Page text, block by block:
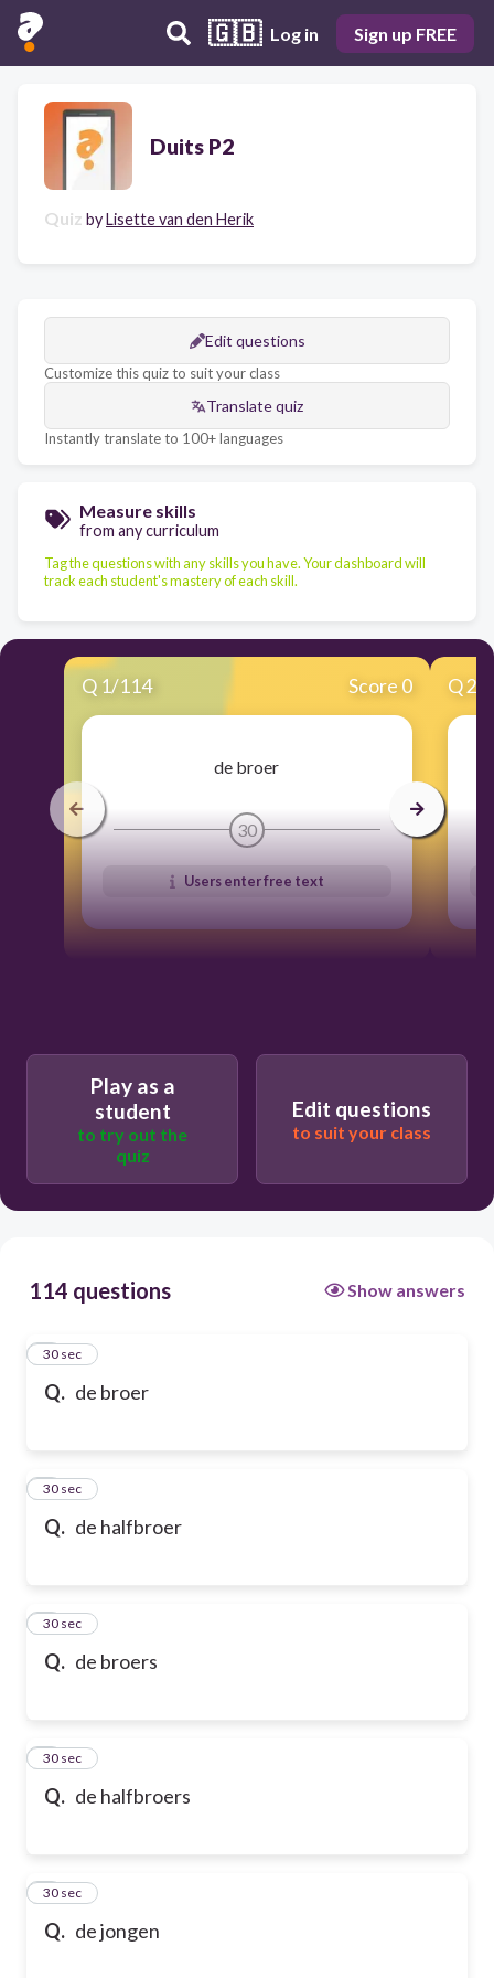
🇬🇧 Log in Sign up FREE
Duits P2
Quiz byLisette van den Herik
Edit questions
Customize this quiz to suit your class
Translate quiz
Instantly translate to 100+ languages
Measure skills
from any curriculum
Tag the questions with any skills you have. Your dashboard will
track each student's mastery of each skill.
Q 1/114 Score 0
de broer
30
Users enter free text
Q2
Play as a
student
to try out the
quiz
Edit questions
to suit your class
114 questions Show answers
Q. de broer
1
30 sec
Q. de halfbroer
2
30 sec
Q. de broers
3
30 sec
Q. de halfbroers
4
30 sec
Q. de jongen
5
30 sec